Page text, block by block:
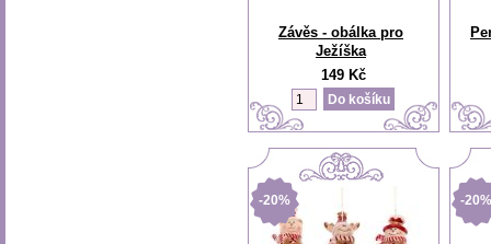
Závěs - obálka pro
Ježíška
149 Kč
-20% -20%